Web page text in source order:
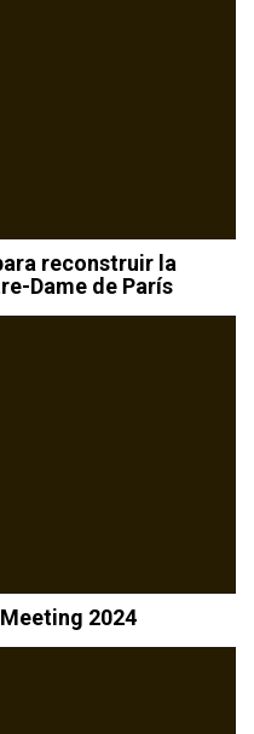
reconstruir la
Dame de París
2024